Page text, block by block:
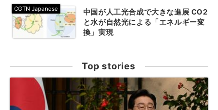
中国が人工光合成で大きな進展 CO2
と水が自然光による「エネルギー変
換」実現
Top stories